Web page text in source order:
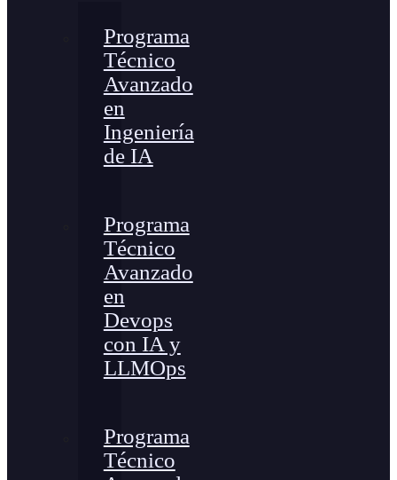
Programa
Técnico
Avanzado
en
Ingeniería
de IA
Programa
Técnico
Avanzado
en
Devops
con IA y
LLMOps
Programa
Técnico